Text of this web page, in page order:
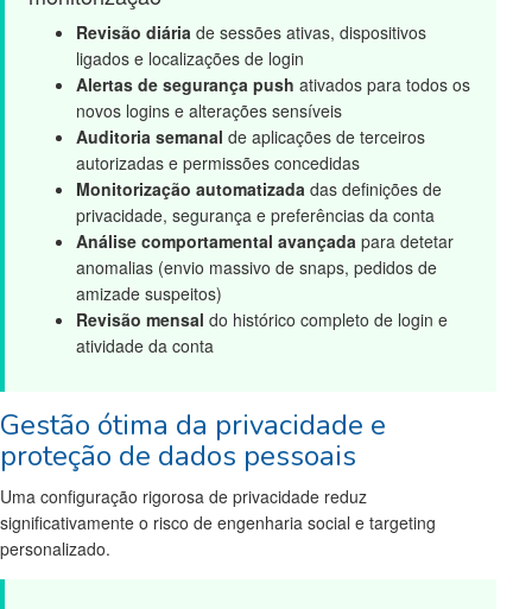
Revisão diária de sessões ativas, dispositivos
ligados e localizações de login
Alertas de segurança push ativados para todos os
novos logins e alterações sensíveis
Auditoria semanal de aplicações de terceiros
autorizadas e permissões concedidas
Monitorização automatizada das definições de
privacidade, segurança e preferências da conta
Análise comportamental avançada para detetar
anomalias (envio massivo de snaps, pedidos de
amizade suspeitos)
Revisão mensal do histórico completo de login e
atividade da conta
Gestão ótima da privacidade e
proteção de dados pessoais
Uma configuração rigorosa de privacidade reduz
significativamente o risco de engenharia social e targeting
personalizado.